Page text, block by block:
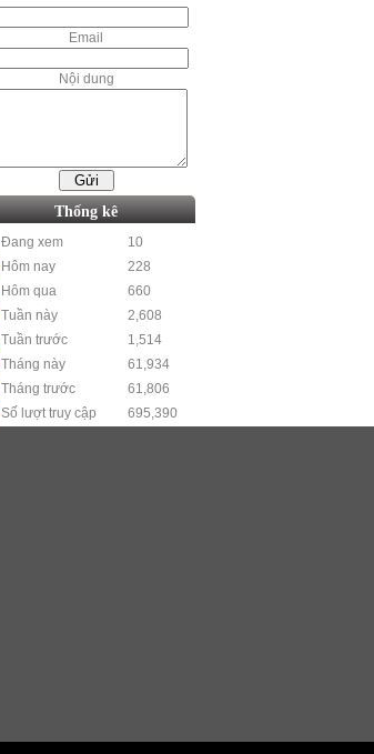
Email
Nội dung
Thống kê
Đang xem
10
Hôm nay
228
Hôm qua
660
Tuần này
2,608
Tuần trước
1,514
Tháng này
61,934
Tháng trước
61,806
Số lượt truy cập
695,390